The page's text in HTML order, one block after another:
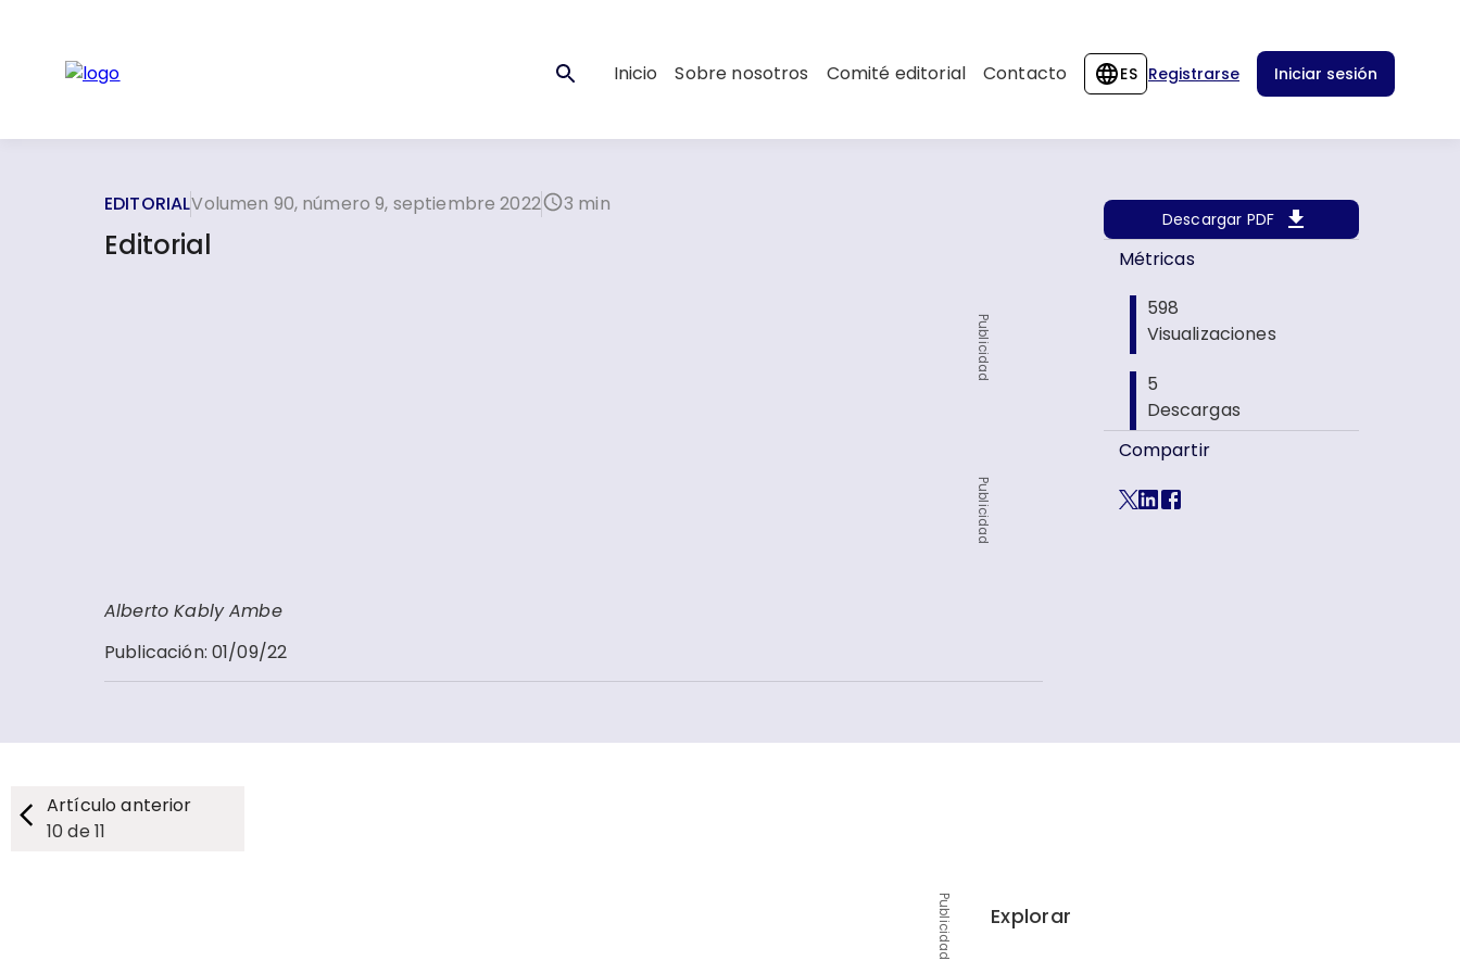
Inicio Sobre nosotros Comité editorial Contacto ES Registrarse Iniciar sesión
EDITORIALVolumen 90, número 9, septiembre 2022 3 min
Editorial
Publicidad
Publicidad
Alberto Kably Ambe
Publicación: 01/09/22
Descargar PDF
Métricas
598
Visualizaciones
5
Descargas
Compartir
Artículo anterior
10 de11
Publicidad Explorar